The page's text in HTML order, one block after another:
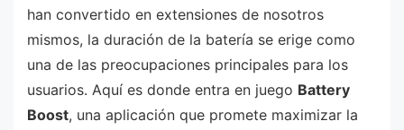
han convertido en extensiones de nosotros
mismos, la duración de la batería se erige como
una de las preocupaciones principales para los
usuarios. Aquí es donde entra en juego Battery
Boost, una aplicación que promete maximizar la